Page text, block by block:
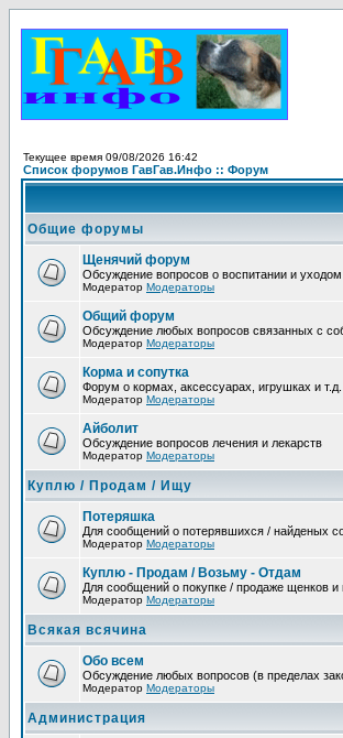
Текущее время 09/08/2026 16:42
Список форумов ГавГав.Инфо :: Форум
Общие форумы
Щенячий форум
Обсуждение вопросов о воспитании и
Модератор Модераторы
Общий форум
Обсуждение любых вопросов связанных с
Модератор Модераторы
Корма и сопутка
Форум о кормах, аксессуарах, игрушках и т.д.
Модератор Модераторы
Айболит
Обсуждение вопросов лечения и лекарств
Модератор Модераторы
Куплю / Продам / Ищу
Потеряшка
Для сообщений о потерявшихся / найденых
Модератор Модераторы
Куплю - Продам / Возьму - Отдам
Для сообщений о покупке / продаже щенков и
Модератор Модераторы
Всякая всячина
Обо всем
Обсуждение любых вопросов (в пределах
Модератор Модераторы
Администрация